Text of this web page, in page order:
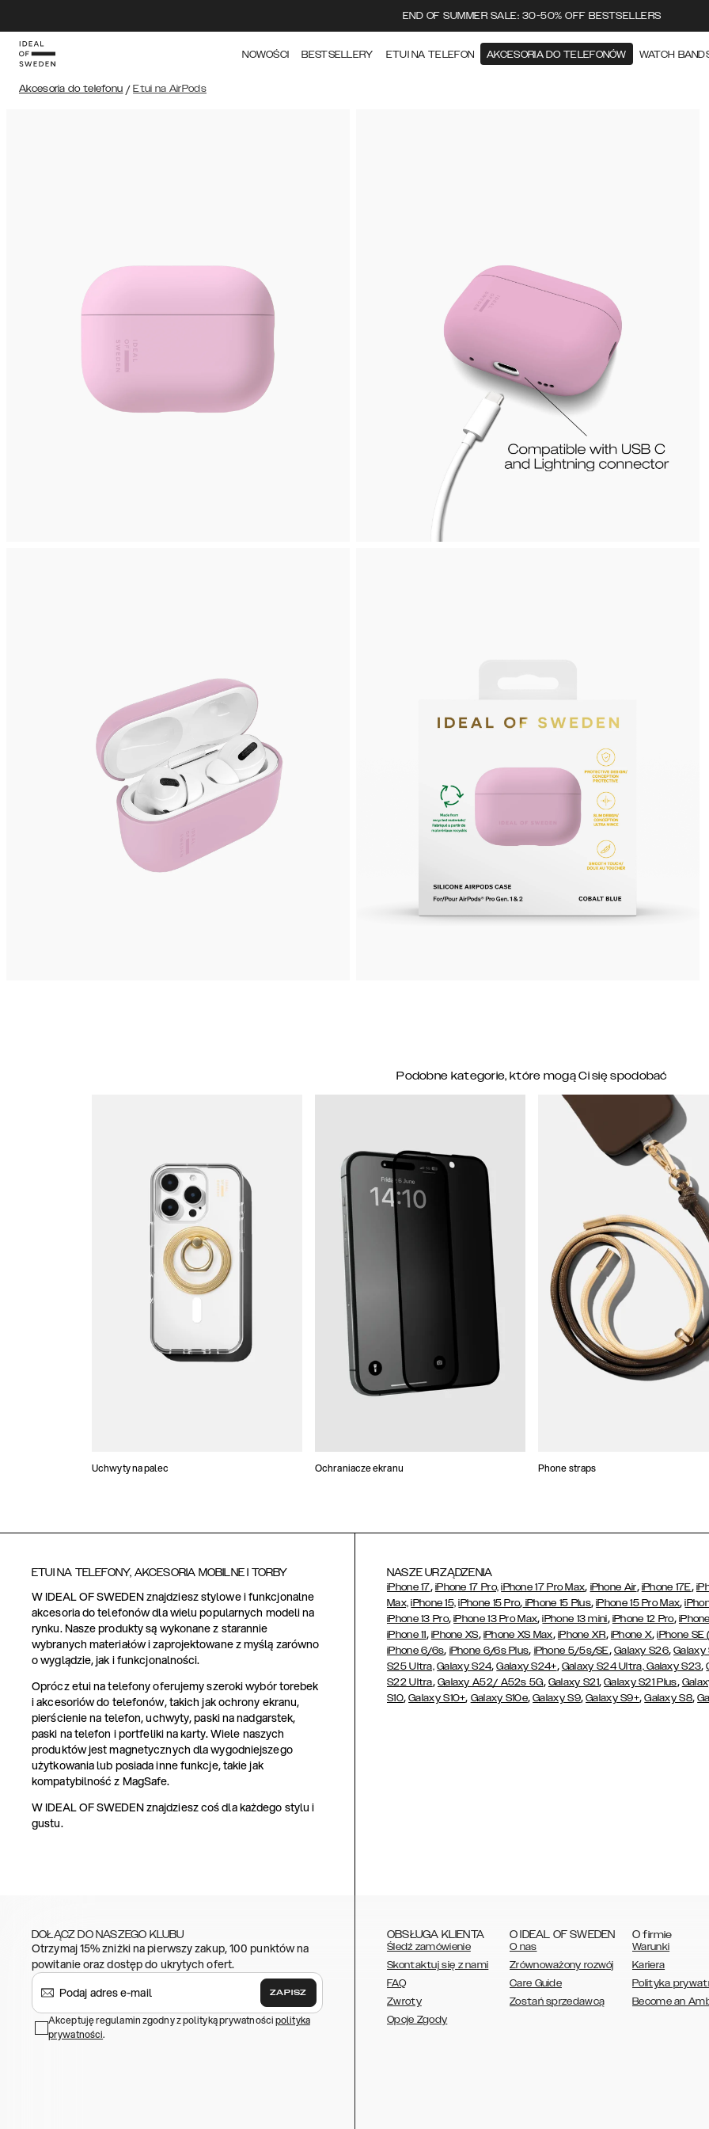
END OF SUMMER SALE: 30-50% OFF BESTSELLERS
NOWOŚCI BESTSELLERY ETUI NA TELEFON AKCESORIA DO TELEFONÓW WATCH
Akcesoria do telefonu / Etui na AirPods
Podobne kategorie, które mogą Ci się spodobać
Uchwyty na palec Ochraniacze ekranu Phone straps
ETUI NA TELEFONY, AKCESORIA MOBILNE I TORBY
W IDEAL OF SWEDEN znajdziesz stylowe i funkcjonalne
akcesoria do telefonów dla wielu popularnych modeli na
rynku. Nasze produkty są wykonane z starannie
wybranych materiałów i zaprojektowane z myślą zarówno
o wyglądzie, jak i funkcjonalności.
Oprócz etui na telefony oferujemy szeroki wybór torebek
i akcesoriów do telefonów, takich jak ochrony ekranu,
pierścienie na telefon, uchwyty, paski na nadgarstek,
paski na telefon i portfeliki na karty. Wiele naszych
produktów jest magnetycznych dla wygodniejszego
użytkowania lub posiada inne funkcje, takie jak
kompatybilność z MagSafe.
W IDEAL OF SWEDEN znajdziesz coś dla każdego stylu i
gustu.
NASZE URZĄDZENIA
iPhone 17, iPhone 17 Pro, iPhone 17 Pro Max, iPhone Air, iPhone 17E,
Max, iPhone 15, iPhone 15 Pro, iPhone 15 Plus,iPhone 15 Pro Max,
iPhone 13 Pro,iPhone 13 Pro Max,iPhone 13 mini, iPhone 12 Pro,
iPhone 11, iPhone XS, iPhone XS Max, iPhone XR, iPhone X,iPhone
iPhone 6/6s, iPhone 6/6s Plus, iPhone 5/5s/SE, Galaxy S26,Galaxy
S25 Ultra, Galaxy S24,Galaxy S24+, Galaxy S24 Ultra,Galaxy S23,
S22 Ultra, Galaxy A52/ A52s 5G, Galaxy S21,Galaxy S21 Plus,
S10,Galaxy S10+, Galaxy S10e,Galaxy S9,Galaxy S9+,Galaxy S8,
DOŁĄCZ DO NASZEGO KLUBU
Otrzymaj 15% zniżki na pierwszy zakup, 100 punktów na
powitanie oraz dostęp do ukrytych ofert.
ZAPISZ
Akceptuję regulamin zgodny z polityką prywatnościpolityka
prywatności.
OBSŁUGA KLIENTA
Śledź zamówienie
Skontaktuj się z nami
FAQ
Zwroty
Opcje Zgody
O IDEAL OF SWEDEN
O nas
Zrównoważony rozwój
Care Guide
Zostań sprzedawcą
O firmie
Warunki
Kariera
Polityka
Become an